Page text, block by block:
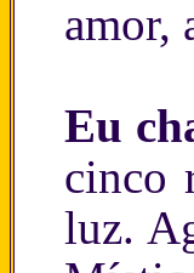
amor,
Eu
cinco
luz.